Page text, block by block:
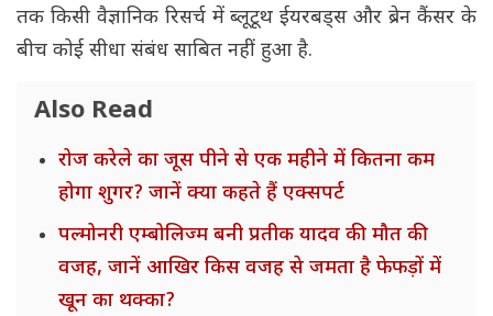
तक किसी वैज्ञानिक रिसर्च में ब्लूटूथ ईयरबड्स और ब्रेन कैंसर के
बीच कोई सीधा संबंध साबित नहीं हुआ है.
Also Read
रोज करेले का जूस पीने से एक महीने में कितना कम
होगा शुगर? जानें क्या कहते हैं एक्सपर्ट
पल्मोनरी एम्बोलिज्म बनी प्रतीक यादव की मौत की
वजह, जानें आखिर किस वजह से जमता है फेफड़ों में
खून का थक्का?